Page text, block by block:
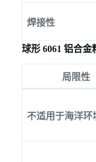
焊接性
球形 6061 铝合金
局限性
不适用于海洋环